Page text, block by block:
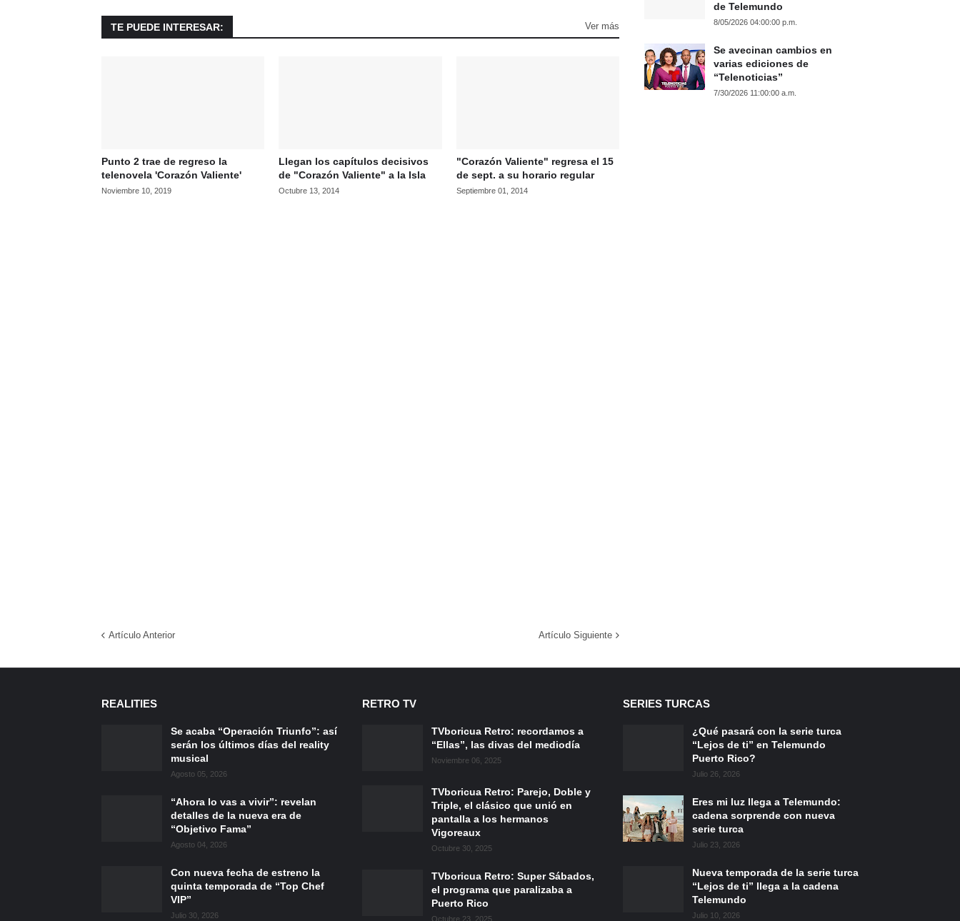
TE PUEDE INTERESAR: Ver más
Punto 2 trae de regreso la
telenovela 'Corazón Valiente'
Noviembre 10, 2019
Llegan los capítulos decisivos
de "Corazón Valiente" a la Isla
Octubre 13, 2014
"Corazón Valiente" regresa el 15
de sept. a su horario regular
Septiembre 01, 2014
Artículo Anterior Artículo Siguiente
de Telemundo
8/05/2026 04:00:00 p.m.
Se avecinan cambios en
varias ediciones de
“Telenoticias”
7/30/2026 11:00:00 a.m.
REALITIES
Se acaba “Operación Triunfo”: así
serán los últimos días del reality
musical
Agosto 05, 2026
“Ahora lo vas a vivir”: revelan
detalles de la nueva era de
“Objetivo Fama”
Agosto 04, 2026
Con nueva fecha de estreno la
quinta temporada de “Top Chef
VIP”
Julio 30, 2026
RETRO TV
TVboricua Retro: recordamos a
“Ellas”, las divas del mediodía
Noviembre 06, 2025
TVboricua Retro: Parejo, Doble y
Triple, el clásico que unió en
pantalla a los hermanos
Vigoreaux
Octubre 30, 2025
TVboricua Retro: Super Sábados,
el programa que paralizaba a
Puerto Rico
Octubre 23, 2025
SERIES TURCAS
¿Qué pasará con la serie turca
“Lejos de ti” en Telemundo
Puerto Rico?
Julio 26, 2026
Eres mi luz llega a Telemundo:
cadena sorprende con nueva
serie turca
Julio 23, 2026
Nueva temporada de la serie turca
“Lejos de ti” llega a la cadena
Telemundo
Julio 10, 2026